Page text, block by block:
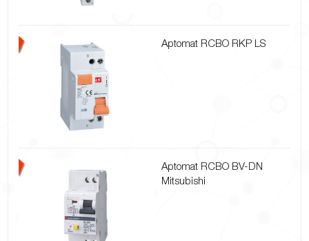
Aptomat RCBO RKP LS
Aptomat RCBO BV-DN
Mitsubishi